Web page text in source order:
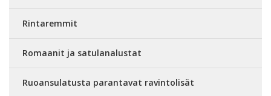
Rintaremmit
Romaanit ja satulanalustat
Ruoansulatusta parantavat ravintolisät